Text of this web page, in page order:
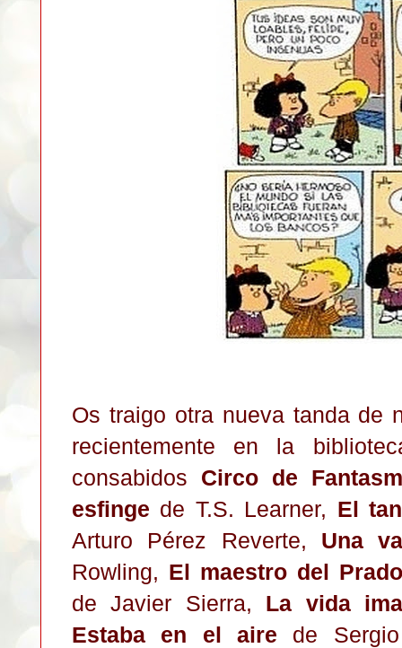
Os traigo otra nueva tanda de
recientemente en la
consabidos Circo de
esfinge de T.S. Learner, El
Arturo Pérez Reverte, Una
Rowling, El maestro del
de Javier Sierra, La vida
Estaba en el aire de